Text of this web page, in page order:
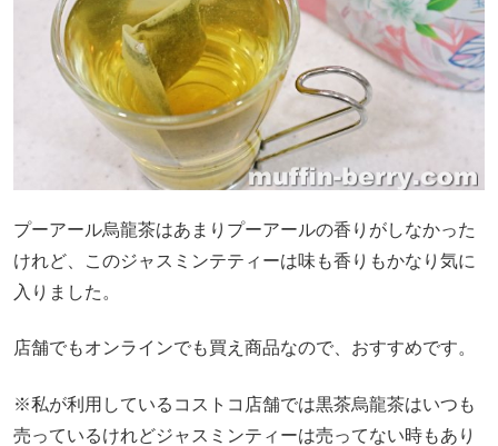
プーアール烏龍茶はあまりプーアールの香りがしなかった
けれど、このジャスミンテティーは味も香りもかなり気に
入りました。
店舗でもオンラインでも買え商品なので、おすすめです。
※私が利用しているコストコ店舗では黒茶烏龍茶はいつも
売っているけれどジャスミンティーは売ってない時もあり